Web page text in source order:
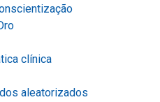
clínica
aleatorizados